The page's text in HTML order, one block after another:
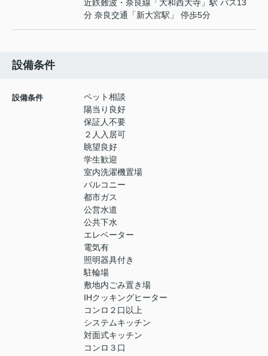
近鉄難波・奈良線 「大和西大寺 」駅 バス13
分 奈良交通「新大宮駅」 停歩5分
設備条件
設備条件
ペット相談
陽当り良好
保証人不要
２人入居可
眺望良好
学生歓迎
室内洗濯機置場
バルコニー
都市ガス
公営水道
公共下水
エレベーター
電気有
照明器具付き
駐輪場
敷地内ごみ置き場
IHクッキングヒーター
コンロ２口以上
システムキッチン
対面式キッチン
コンロ３口